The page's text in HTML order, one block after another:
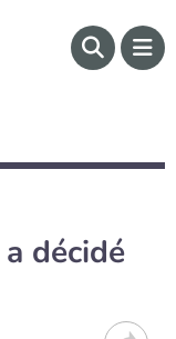
décidé